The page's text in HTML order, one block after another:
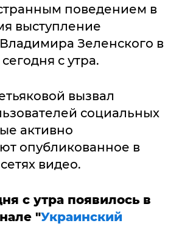
поведением в
выступление
Зеленского в
с утра.
вызвал
социальных
активно
опубликованное в
видео.
с утра появилось в
"Украинский